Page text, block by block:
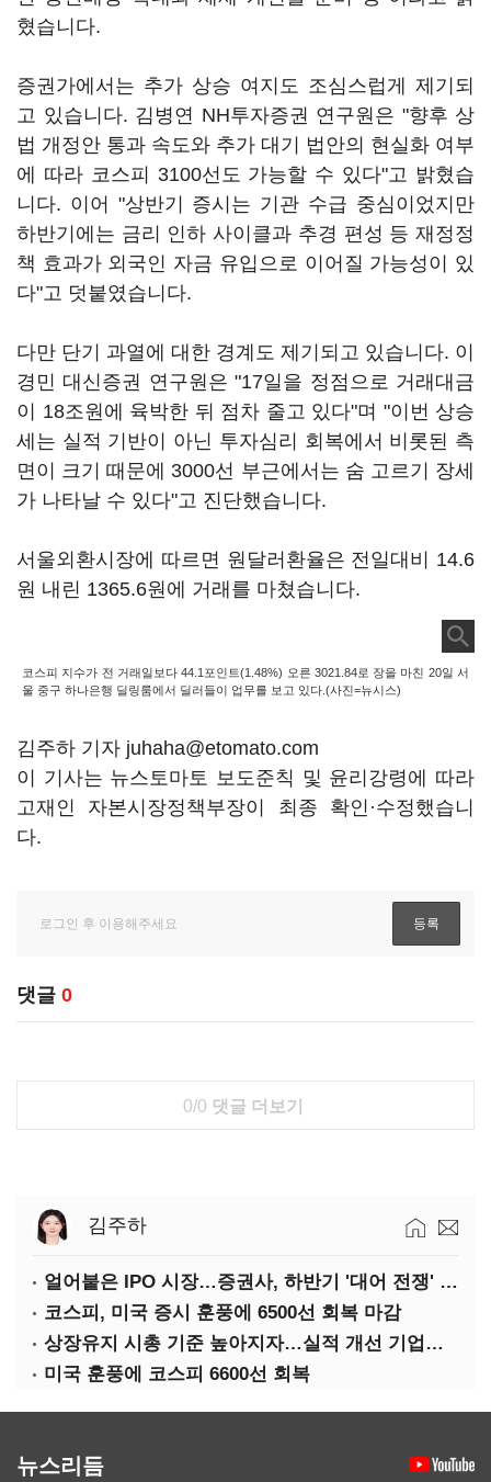
혔습니다.
증권가에서는 추가 상승 여지도 조심스럽게 제기되
고 있습니다. 김병연 NH투자증권 연구원은 "향후 상
법 개정안 통과 속도와 추가 대기 법안의 현실화 여부
에 따라 코스피 3100선도 가능할 수 있다"고 밝혔습
니다. 이어 "상반기 증시는 기관 수급 중심이었지만
하반기에는 금리 인하 사이클과 추경 편성 등 재정정
책 효과가 외국인 자금 유입으로 이어질 가능성이 있
다"고 덧붙였습니다.
다만 단기 과열에 대한 경계도 제기되고 있습니다. 이
경민 대신증권 연구원은 "17일을 정점으로 거래대금
이 18조원에 육박한 뒤 점차 줄고 있다"며 "이번 상승
세는 실적 기반이 아닌 투자심리 회복에서 비롯된 측
면이 크기 때문에 3000선 부근에서는 숨 고르기 장세
가 나타날 수 있다"고 진단했습니다.
서울외환시장에 따르면 원달러환율은 전일대비 14.6
원 내린 1365.6원에 거래를 마쳤습니다.
코스피 지수가 전 거래일보다 44.1포인트(1.48%) 오른 3021.84로 장을 마친 20일 서
울 중구 하나은행 딜링룸에서 딜러들이 업무를 보고 있다.(사진=뉴시스)
김주하 기자 juhaha@etomato.com
이 기사는 뉴스토마토 보도준칙 및 윤리강령에 따라
고재인 자본시장정책부장이 최종 확인·수정했습니
다.
댓글 0
0/0 댓글 더보기
김주하
얼어붙은 IPO 시장…증권사, 하반기 '대어 전쟁' 기대
코스피, 미국 증시 훈풍에 6500선 회복 마감
상장유지 시총 기준 높아지자…실적 개선 기업도 '관리종목'
미국 훈풍에 코스피 6600선 회복
뉴스리듬